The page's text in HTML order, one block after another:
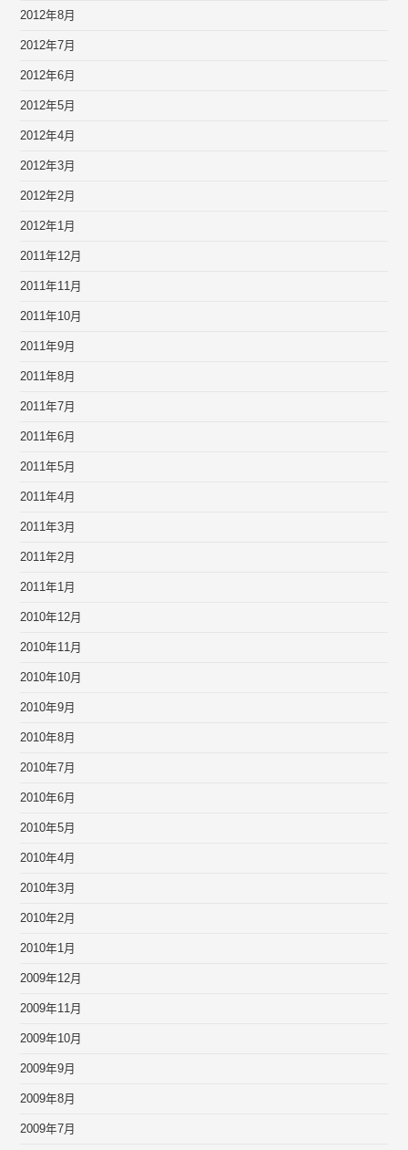
2012年8月
2012年7月
2012年6月
2012年5月
2012年4月
2012年3月
2012年2月
2012年1月
2011年12月
2011年11月
2011年10月
2011年9月
2011年8月
2011年7月
2011年6月
2011年5月
2011年4月
2011年3月
2011年2月
2011年1月
2010年12月
2010年11月
2010年10月
2010年9月
2010年8月
2010年7月
2010年6月
2010年5月
2010年4月
2010年3月
2010年2月
2010年1月
2009年12月
2009年11月
2009年10月
2009年9月
2009年8月
2009年7月